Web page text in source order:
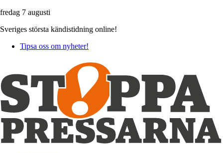
fredag 7 augusti
Sveriges största kändistidning online!
Tipsa oss om nyheter!